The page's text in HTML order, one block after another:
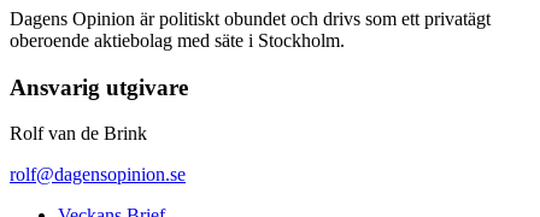
Dagens Opinion är politiskt obundet och drivs som ett privatägt
oberoende aktiebolag med säte i Stockholm.
Ansvarig utgivare
Rolf van de Brink
rolf@dagensopinion.se